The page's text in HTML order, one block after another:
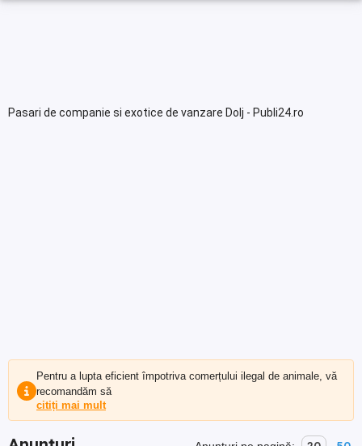
Pasari de companie si exotice de vanzare Dolj - Publi24.ro
Pentru a lupta eficient împotriva comerțului ilegal de animale, vă
recomandăm să
citiți mai mult